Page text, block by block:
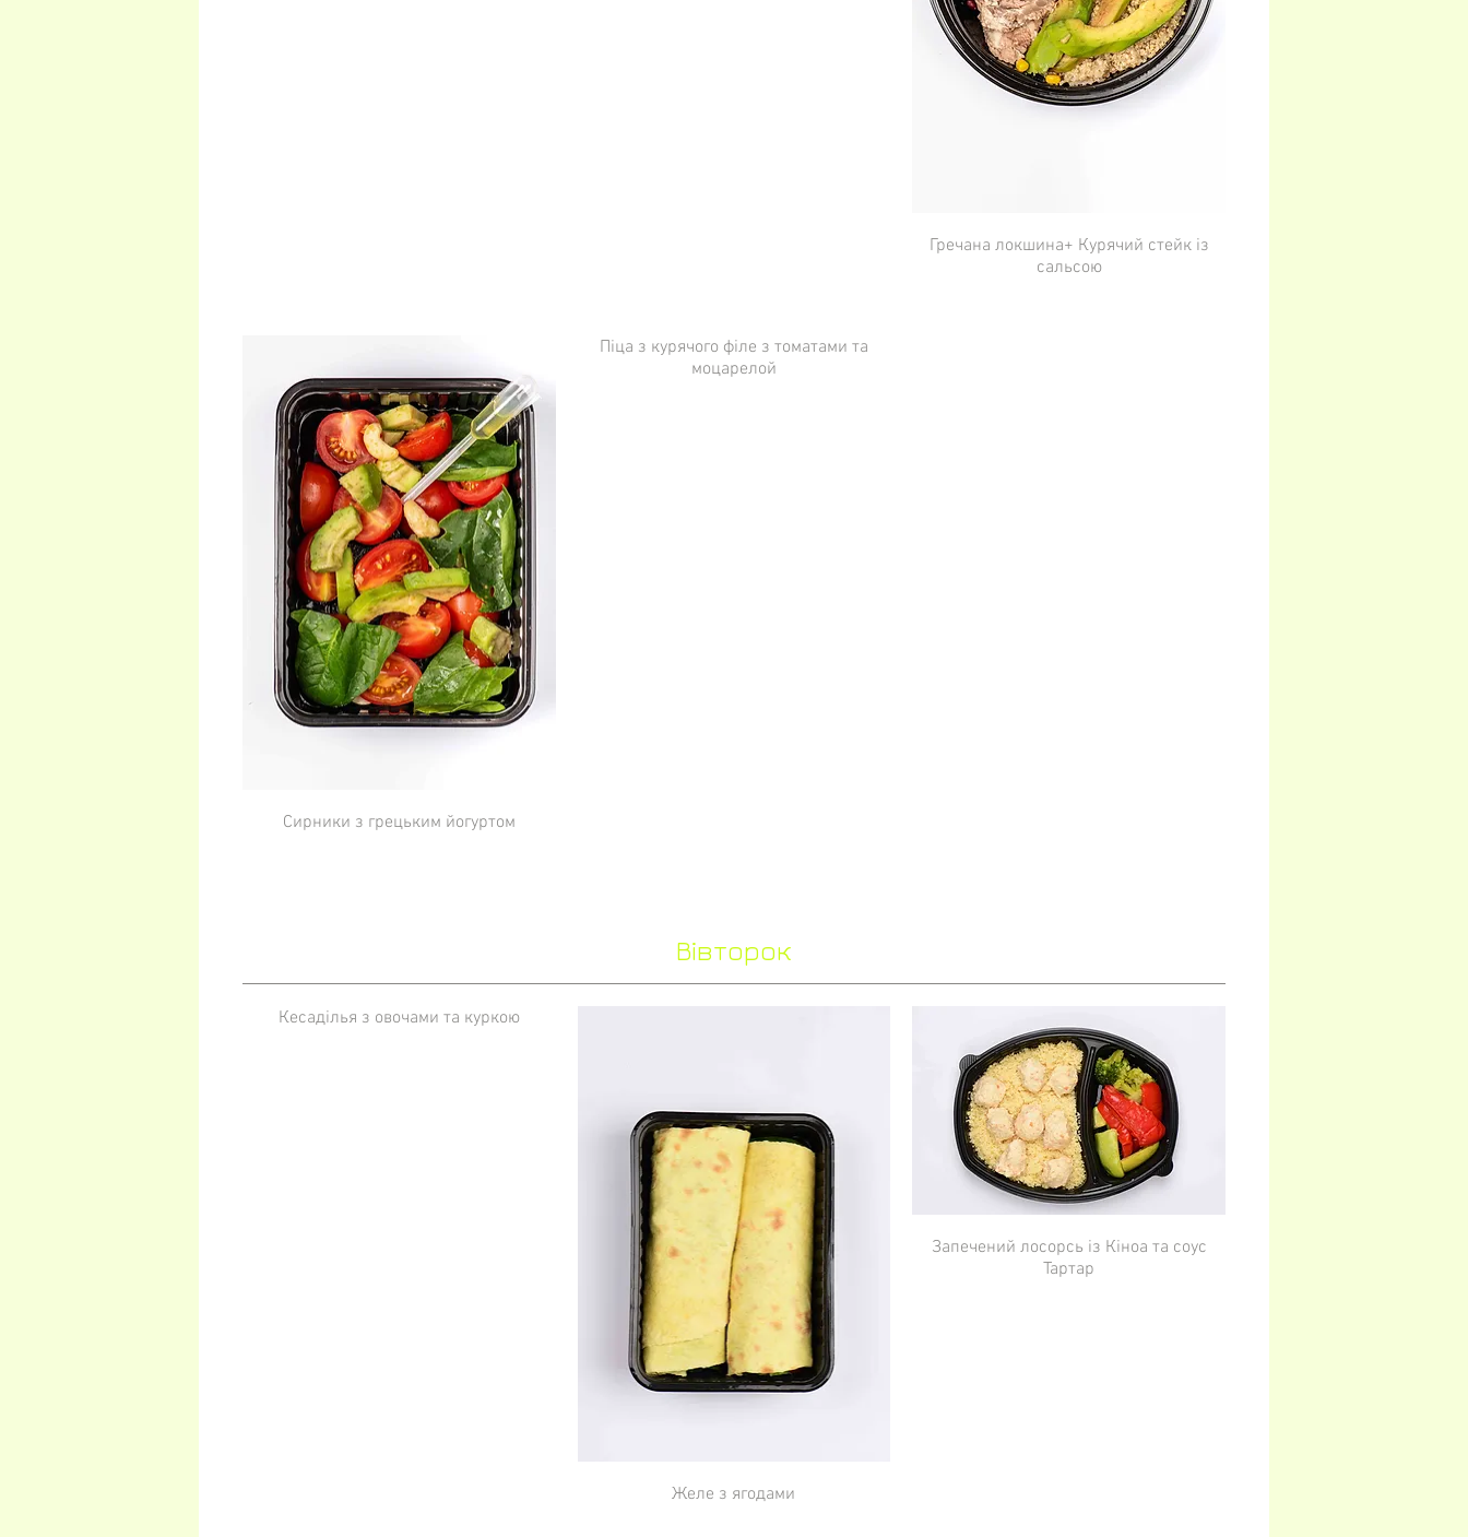
Гречана локшина+ Курячий стейк із
сальсою
Сирники з грецьким йогуртом
Піца з курячого філе з томатами та
моцарелой
Вівторок
Кесаділья з овочами та куркою
Желе з ягодами
Запечений лосорсь із Кіноа та соус
Тартар